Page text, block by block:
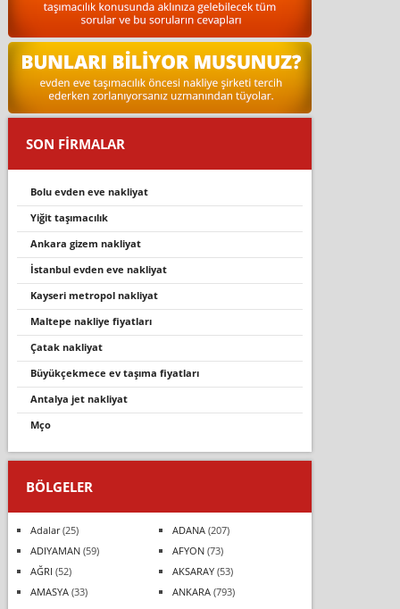
SON FİRMALAR
bolu evden eve nakliyat
yiğit taşımacılık
ankara gizem nakliyat
i̇stanbul evden eve nakli̇yat
kayseri metropol nakliyat
maltepe nakliye fiyatları
çatak nakli̇yat
büyükçekmece ev taşıma fiyatları
antalya jet nakliyat
mço
BÖLGELER
Adalar(25) ADANA(207)
ADIYAMAN(59) AFYON(73)
AĞRI (52) AKSARAY(53)
AMASYA(33) ANKARA(793)